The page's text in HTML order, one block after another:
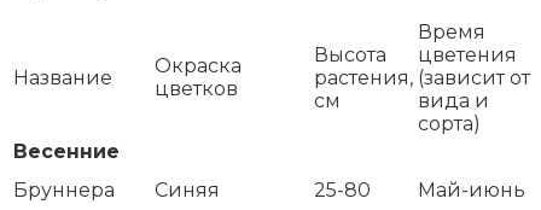
Название
Окраска
цветков
Высота
растения,
см
Время
цветения
(зависит от
вида и
сорта)
Весенние
Бруннера
Синяя 25-80 Май-июнь